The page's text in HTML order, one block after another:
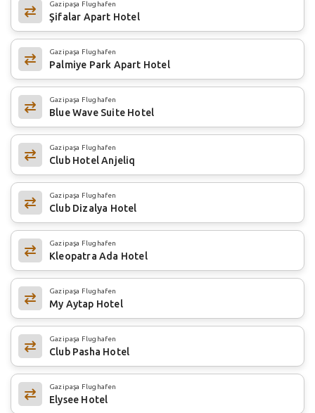
Gazipaşa Flughafen
Şifalar Apart Hotel
Gazipaşa Flughafen
Palmiye Park Apart Hotel
Gazipaşa Flughafen
Blue Wave Suite Hotel
Gazipaşa Flughafen
Club Hotel Anjeliq
Gazipaşa Flughafen
Club Dizalya Hotel
Gazipaşa Flughafen
Kleopatra Ada Hotel
Gazipaşa Flughafen
My Aytap Hotel
Gazipaşa Flughafen
Club Pasha Hotel
Gazipaşa Flughafen
Elysee Hotel